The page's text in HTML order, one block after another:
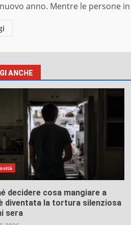
anno. Mentre le persone
ANCHE
decidere cosa mangiare a
diventata la tortura silenziosa
sera